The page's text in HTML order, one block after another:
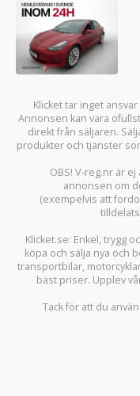
Klicket tar inget
Annonsen kan vara
direkt från säljaren.
produkter och tjänster
OBS! V-reg.nr är
annonsen om
(exempelvis att
Klicket.se: Enkel, trygg
köpa och sälja nya och
transportbilar,
bäst priser. Upplev
Tack för att du